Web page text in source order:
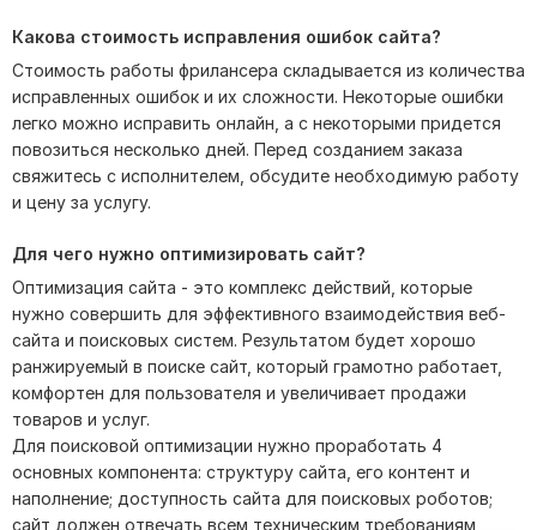
Какова стоимость исправления ошибок сайта?
Стоимость работы фрилансера складывается из количества
исправленных ошибок и их сложности. Некоторые ошибки
легко можно исправить онлайн, а с некоторыми придется
повозиться несколько дней. Перед созданием заказа
свяжитесь с исполнителем, обсудите необходимую работу
и цену за услугу.
Для чего нужно оптимизировать сайт?
Оптимизация сайта - это комплекс действий, которые
нужно совершить для эффективного взаимодействия веб-
сайта и поисковых систем. Результатом будет хорошо
ранжируемый в поиске сайт, который грамотно работает,
комфортен для пользователя и увеличивает продажи
товаров и услуг.
Для поисковой оптимизации нужно проработать 4
основных компонента: структуру сайта, его контент и
наполнение; доступность сайта для поисковых роботов;
сайт должен отвечать всем техническим требованиям